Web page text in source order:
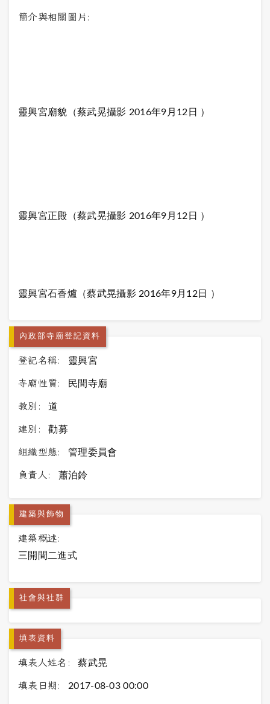
簡介與相關圖片:
靈興宮廟貌（蔡武晃攝影 2016年9月12日 ）
靈興宮正殿（蔡武晃攝影 2016年9月12日 ）
靈興宮石香爐（蔡武晃攝影 2016年9月12日 ）
內政部寺廟登記資料
登記名稱: 靈興宮
寺廟性質: 民間寺廟
教別: 道
建別: 勸募
組織型態: 管理委員會
負責人: 蕭泊鈴
建築與飾物
建築概述:
三開間二進式
社會與社群
填表資料
填表人姓名: 蔡武晃
填表日期: 2017-08-03 00:00